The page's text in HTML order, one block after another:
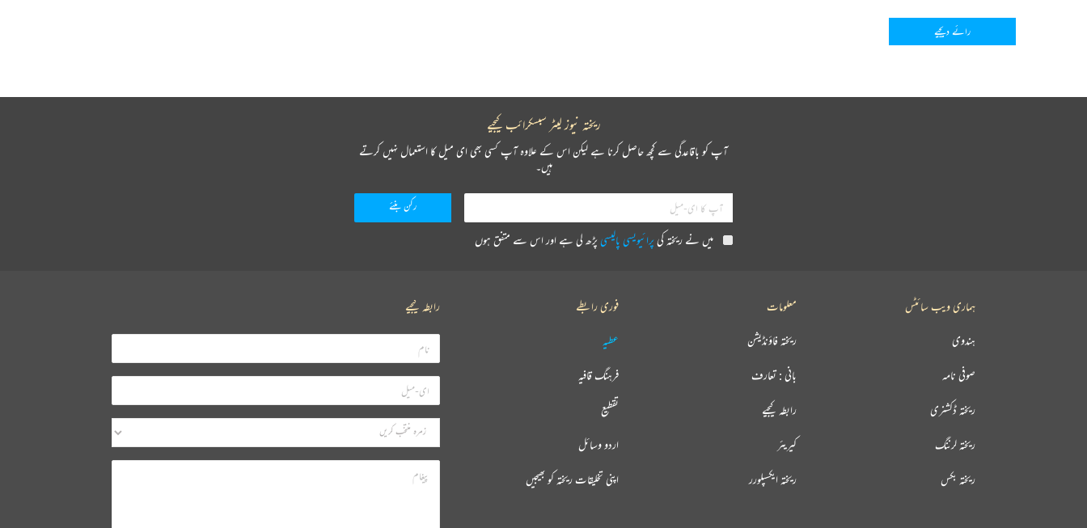
رائے دیجیے
ریختہ نیوز لیٹر سبسکرائب کیجیے
آپ کو باقاعدگی سے کچھ حاصل کرنا ہے لیکن اس کے علاوہ آپ کسی بھی ای میل کا استعمال نہیں کرتے
ہیں۔
میں نے ریختہ کیپرائیویسی پالیسیپڑھ لی ہے اور اس سے متفق ہوں
فوری رابطے
عطیہ
فرہنگ قافیہ
تقطیع
اردو وسائل
اپنی تخلیقات ریختہ کو بھیجیں
معلومات
ریختہ فاؤنڈیشن
بانی : تعارف
رابطہ کیجیے
کیریئر
ریختہ ایکسپلورر
ہماری ویب سائٹس
ہندوی
صوفی نامہ
ریختہ ڈکشنری
ریختہ لرننگ
ریختہ بکس
رابطہ کیجیے